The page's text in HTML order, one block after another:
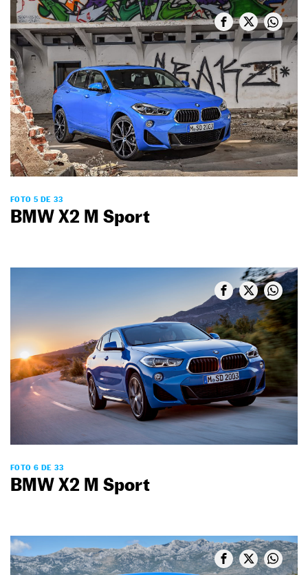
FOTO 5 DE 33
BMW X2 M Sport
FOTO 6 DE 33
BMW X2 M Sport